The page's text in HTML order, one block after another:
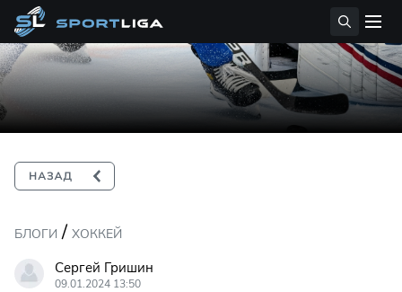
БЛОГИ / ХОККЕЙ
Сергей Гришин
09.01.2024 13:50